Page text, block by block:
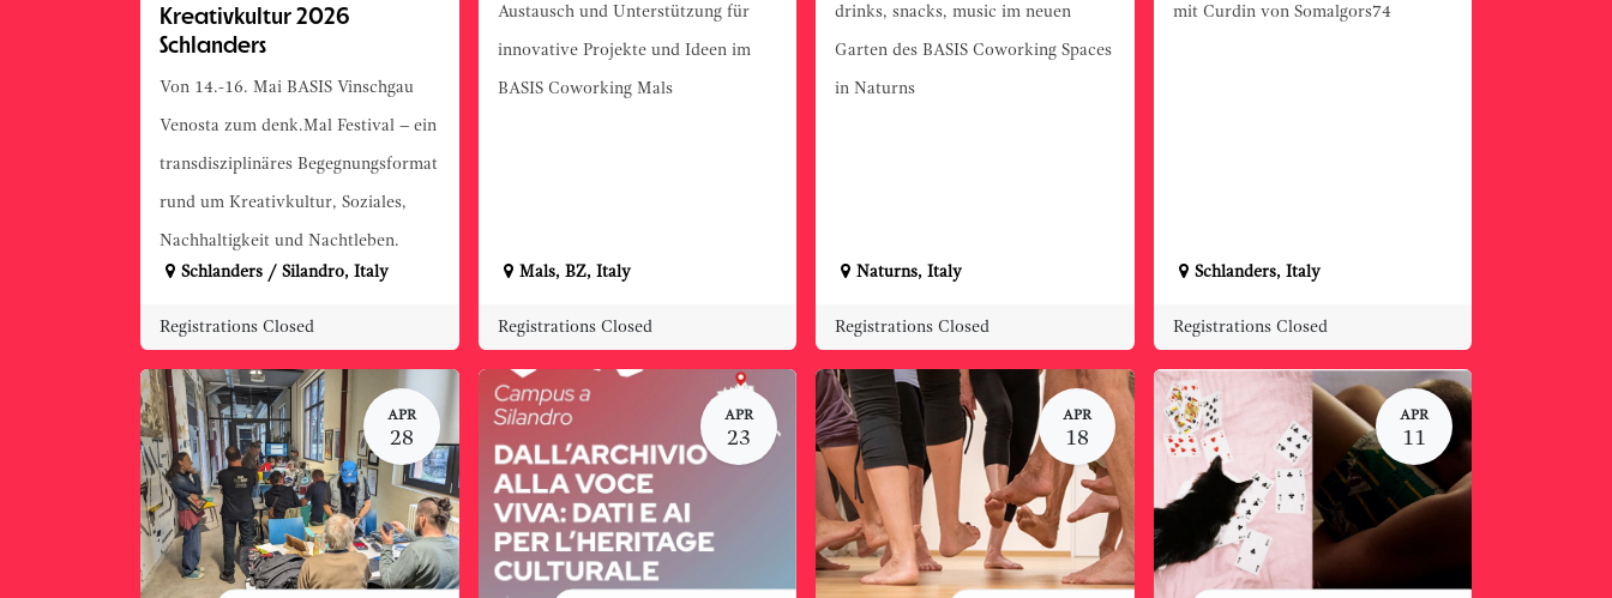
Kreativkultur 2026
Schlanders
Von 14.-16. Mai BASIS Vinschgau
Venosta zum denk.Mal Festival – ein
transdisziplinäres Begegnungsformat
rund um Kreativkultur, Soziales,
Nachhaltigkeit und Nachtleben.
Schlanders / Silandro, Italy
Registrations Closed
Austausch und Unterstützung für
innovative Projekte und Ideen im
BASIS Coworking Mals
Mals, BZ, Italy
Registrations Closed
drinks, snacks, music im neuen
Garten des BASIS Coworking Spaces
in Naturns
Naturns, Italy
Registrations Closed
mit Curdin von Somalgors74
Schlanders, Italy
Registrations Closed
APR
28
APR
23
APR
18
APR
11